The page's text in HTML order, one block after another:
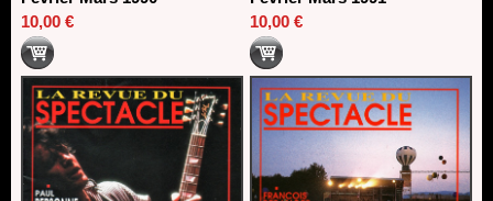
10,00 €
10,00 €